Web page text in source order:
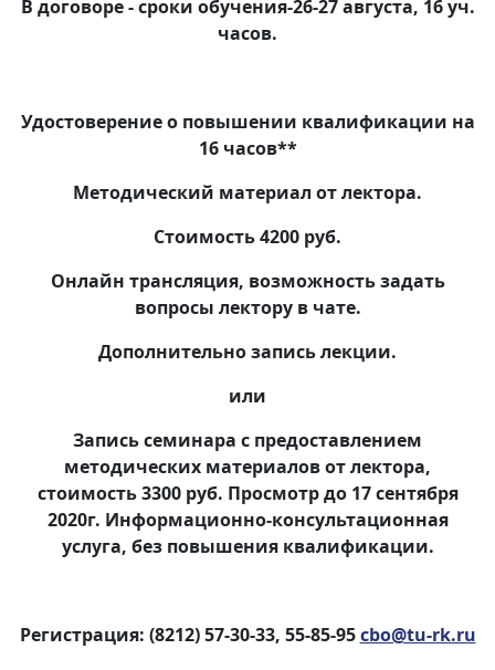
В договоре - сроки обучения-26-27 августа, 16 уч.
часов.
Удостоверение о повышении квалификации на
16 часов**
Методический материал от лектора.
Стоимость 4200 руб.
Онлайн трансляция, возможность задать
вопросы лектору в чате.
Дополнительно запись лекции.
или
Запись семинара с предоставлением
методических материалов от лектора,
стоимость 3300 руб. Просмотр до 17 сентября
2020г. Информационно-консультационная
услуга, без повышения квалификации.
Регистрация: (8212) 57-30-33, 55-85-95cbo@tu-rk.ru